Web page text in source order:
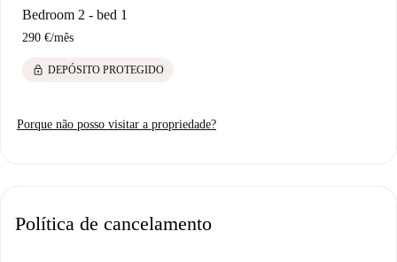
Bedroom 2 - bed 1
290 €/mês
lock DEPÓSITO PROTEGIDO
Porque não posso visitar a propriedade?
Política de cancelamento